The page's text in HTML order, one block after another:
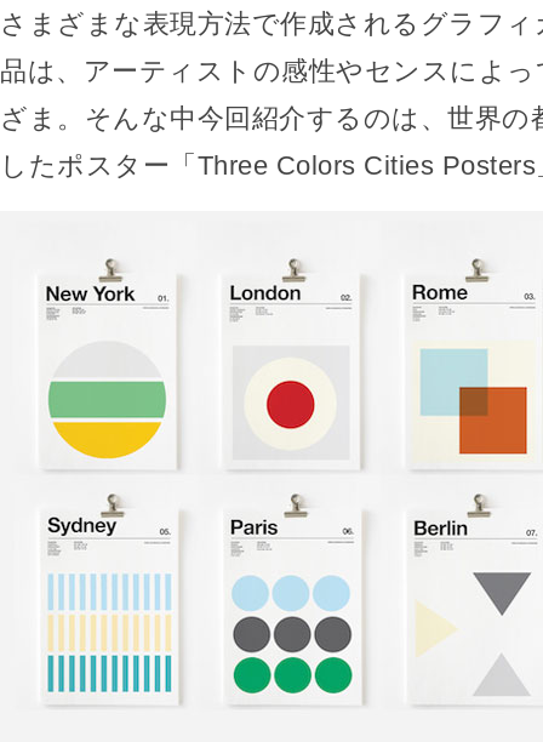
さまざまな表現方法で作成されるグラフ
品は、アーティストの感性やセンスによ
ざま。そんな中今回紹介するのは、世界の
したポスター「Three Colors Cities